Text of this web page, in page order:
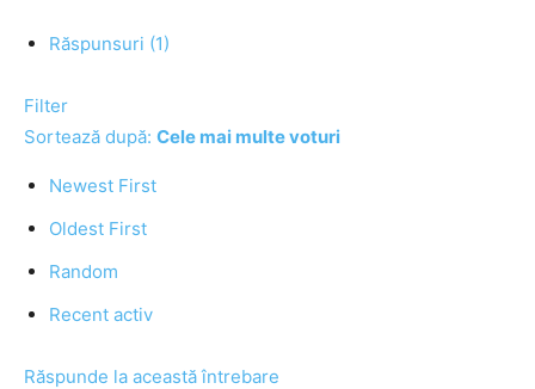
Răspunsuri (1)
Filter
Sortează după: Cele mai multe voturi
Newest First
Oldest First
Random
Recent activ
Răspunde la această întrebare